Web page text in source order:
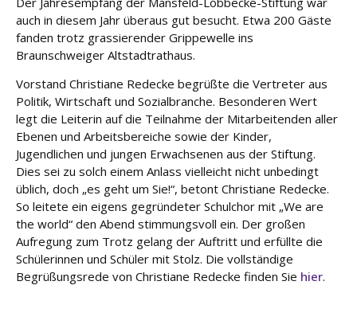
e
Fort
ng
Spe
nde
n
Kont
akt
auch in diesem Jahr überaus gut besucht. Etwa 200 Gäste
fanden trotz grassierender Grippewelle ins
Braunschweiger Altstadtrathaus.
Vorstand Christiane Redecke begrüßte die Vertreter aus
Politik, Wirtschaft und Sozialbranche. Besonderen Wert
legt die Leiterin auf die Teilnahme der Mitarbeitenden aller
Ebenen und Arbeitsbereiche sowie der Kinder,
Jugendlichen und jungen Erwachsenen aus der Stiftung.
Dies sei zu solch einem Anlass vielleicht nicht unbedingt
üblich, doch „es geht um Sie!“, betont Christiane Redecke.
So leitete ein eigens gegründeter Schulchor mit „We are
the world“ den Abend stimmungsvoll ein. Der großen
Aufregung zum Trotz gelang der Auftritt und erfüllte die
Schülerinnen und Schüler mit Stolz. Die vollständige
Begrüßungsrede von Christiane Redecke finden Sie hier.